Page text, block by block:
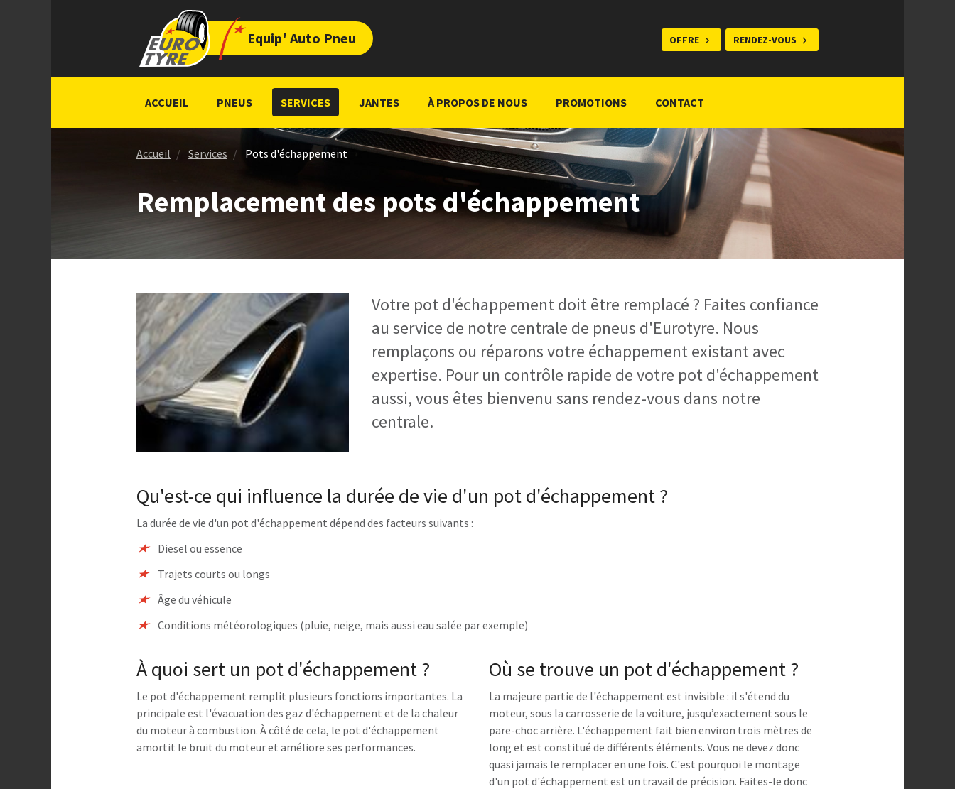
Equip' Auto Pneu
ACCUEIL PNEUS SERVICES JANTES À PROPOS DE NOUS PROMOTIONS CONTACT
OFFRE RENDEZ-VOUS
Accueil Services Pots d'échappement
Remplacement des pots d'échappement
Votre pot d'échappement doit être remplacé ? Faites confiance
au service de notre centrale de pneus d'Eurotyre. Nous
remplaçons ou réparons votre échappement existant avec
expertise. Pour un contrôle rapide de votre pot d'échappement
aussi, vous êtes bienvenu sans rendez-vous dans notre
centrale.
Qu'est-ce qui influence la durée de vie d'un pot d'échappement ?
La durée de vie d'un pot d'échappement dépend des facteurs suivants :
Diesel ou essence
Trajets courts ou longs
Âge du véhicule
Conditions météorologiques (pluie, neige, mais aussi eau salée par exemple)
À quoi sert un pot d'échappement ?
Le pot d'échappement remplit plusieurs fonctions importantes. La
principale est l'évacuation des gaz d'échappement et de la chaleur
du moteur à combustion. À côté de cela, le pot d'échappement
amortit le bruit du moteur et améliore ses performances.
Où se trouve un pot d'échappement ?
La majeure partie de l'échappement est invisible : il s'étend du
moteur, sous la carrosserie de la voiture, jusqu’exactement sous le
pare-choc arrière. L'échappement fait bien environ trois mètres de
long et est constitué de différents éléments. Vous ne devez donc
quasi jamais le remplacer en une fois. C'est pourquoi le montage
d'un pot d'échappement est un travail de précision. Faites-le donc